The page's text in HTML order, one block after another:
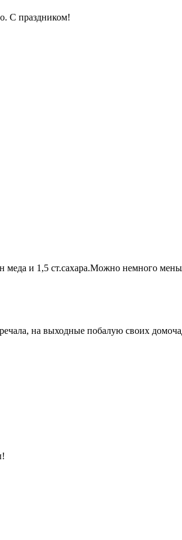
С праздником!
меда и 1,5 ст.сахара.Можно немного
на выходные побалую своих